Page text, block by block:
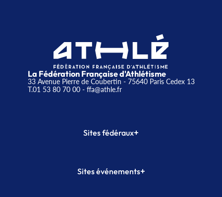
La Fédération Française d'Athlétisme
33 Avenue Pierre de Coubertin - 75640 Paris Cedex 13
T.01 53 80 70 00- ffa@athle.fr
Sites fédéraux+
Plateforme Formation
Sites événements+